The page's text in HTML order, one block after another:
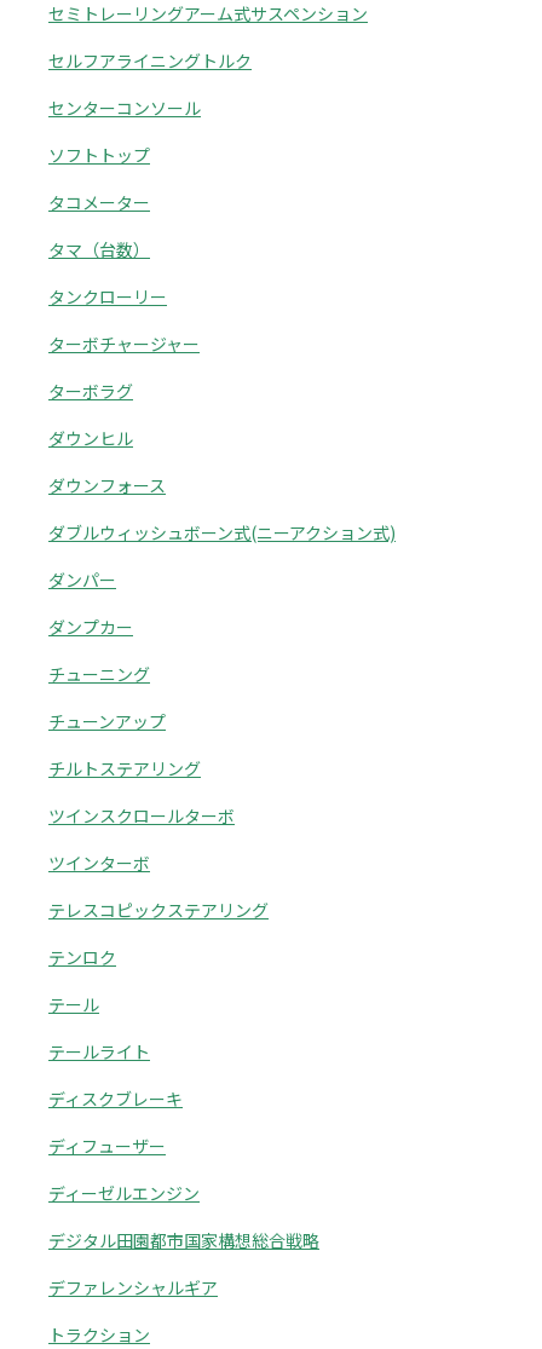
セミトレーリングアーム式サスペンション
セルフアライニングトルク
センターコンソール
ソフトトップ
タコメーター
タマ（台数）
タンクローリー
ターボチャージャー
ターボラグ
ダウンヒル
ダウンフォース
ダブルウィッシュボーン式(ニーアクション式)
ダンパー
ダンプカー
チューニング
チューンアップ
チルトステアリング
ツインスクロールターボ
ツインターボ
テレスコピックステアリング
テンロク
テール
テールライト
ディスクブレーキ
ディフューザー
ディーゼルエンジン
デジタル田園都市国家構想総合戦略
デファレンシャルギア
トラクション